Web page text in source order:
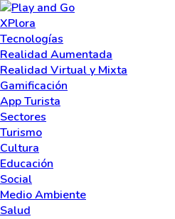
XPlora
Tecnologías
Realidad Aumentada
Realidad Virtual y Mixta
Gamificación
App Turista
Sectores
Turismo
Cultura
Educación
Social
Medio Ambiente
Salud